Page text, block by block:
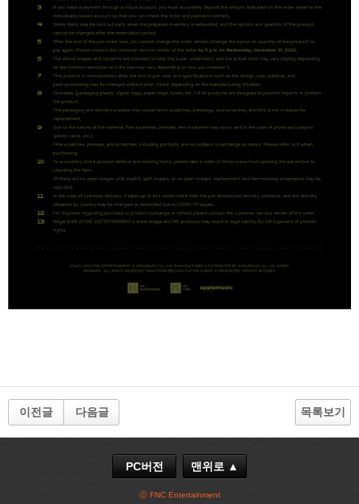
이전글 다음글 목록보기
PC버전 맨위로 ▲
ⓒ FNC Entertainment